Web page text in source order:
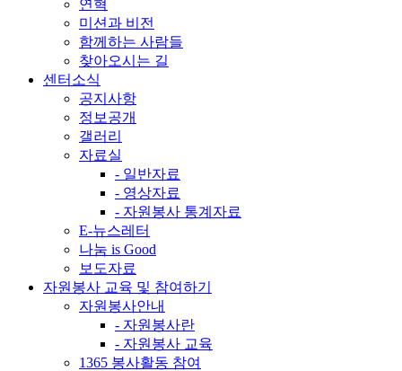
연혁
미션과 비전
함께하는 사람들
찾아오시는 길
센터소식
공지사항
정보공개
갤러리
자료실
- 일반자료
- 영상자료
- 자원봉사 통계자료
E-뉴스레터
나눔 is Good
보도자료
자원봉사 교육 및 참여하기
자원봉사안내
- 자원봉사란
- 자원봉사 교육
1365 봉사활동 참여